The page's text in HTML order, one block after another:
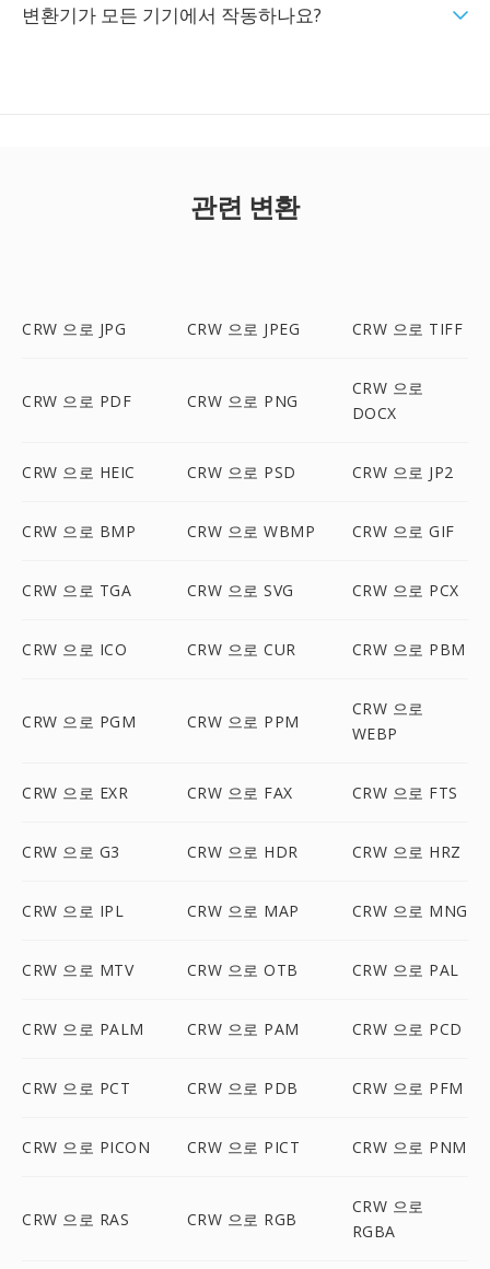
변환기가 모든 기기에서 작동하나요?
관련 변환
CRW 으로 JPG CRW 으로 JPEG CRW 으로 TIFF
CRW 으로 PDF CRW 으로 PNG
CRW 으로
DOCX
CRW 으로 HEIC CRW 으로 PSD CRW 으로 JP2
CRW 으로 BMP CRW 으로 WBMP CRW 으로 GIF
CRW 으로 TGA CRW 으로 SVG CRW 으로 PCX
CRW 으로 ICO CRW 으로 CUR CRW 으로 PBM
CRW 으로 PGM CRW 으로 PPM
CRW 으로
WEBP
CRW 으로 EXR CRW 으로 FAX CRW 으로 FTS
CRW 으로 G3 CRW 으로 HDR CRW 으로 HRZ
CRW 으로 IPL CRW 으로 MAP CRW 으로 MNG
CRW 으로 MTV CRW 으로 OTB CRW 으로 PAL
CRW 으로 PALM CRW 으로 PAM CRW 으로 PCD
CRW 으로 PCT CRW 으로 PDB CRW 으로 PFM
CRW 으로 PICON CRW 으로 PICT CRW 으로 PNM
CRW 으로 RAS CRW 으로 RGB
CRW 으로
RGBA